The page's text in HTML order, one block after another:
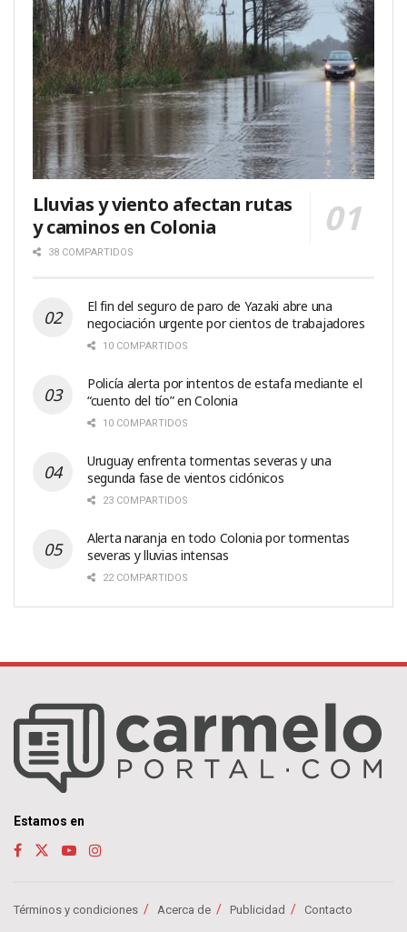
Lluvias y viento afectan rutas
y caminos en Colonia
38 COMPARTIDOS
El fin del seguro de paro de Yazaki abre una
negociación urgente por cientos de trabajadores
10 COMPARTIDOS
Policía alerta por intentos de estafa mediante el
“cuento del tío” en Colonia
10 COMPARTIDOS
Uruguay enfrenta tormentas severas y una
segunda fase de vientos ciclónicos
23 COMPARTIDOS
Alerta naranja en todo Colonia por tormentas
severas y lluvias intensas
22 COMPARTIDOS
Estamos en
Términos y condiciones Acerca de Publicidad Contacto